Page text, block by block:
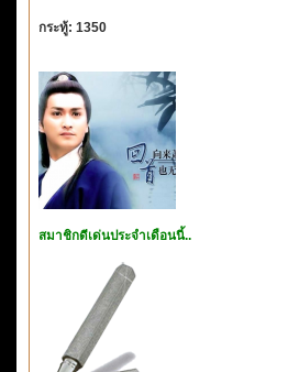
กระทู้: 1350
สมาชิกดีเด่นประจำเดือนนี้..